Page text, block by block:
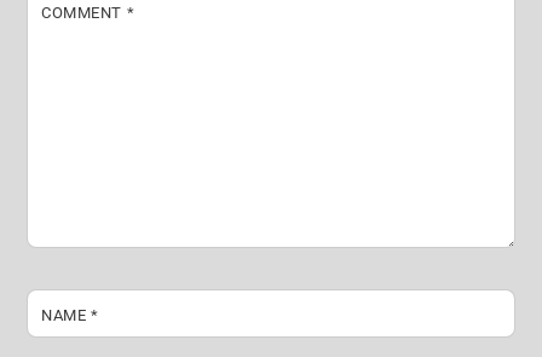
COMMENT *
NAME *